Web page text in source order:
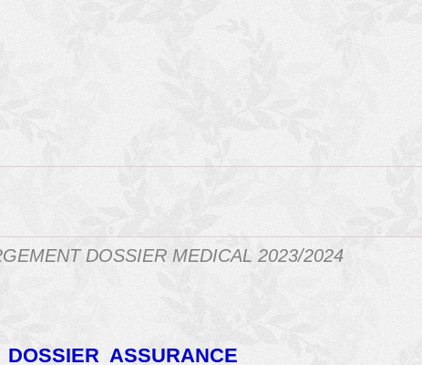
DOSSIER MEDICAL 2023/2024
DOSSIER ASSURANCE